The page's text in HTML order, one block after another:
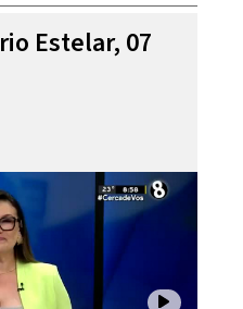
Estelar, 07